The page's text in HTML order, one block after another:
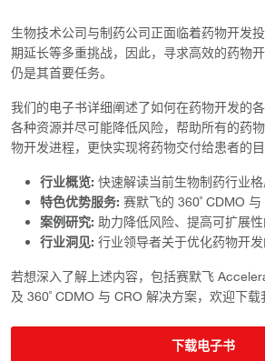
生物技术公司与制药公司正面临着药物开发
期延长等多重挑战，因此，寻求高效的药物
仍是其首要任务。
我们的电子书详细阐述了如何在药物开发的
各种资源并尽可能降低风险，帮助所有的药
物开发进程，更快实现将药物交付给患者的目
行业概览: 快速解读当前生物制药行业
特色优势服务: 赛默飞的 360˚ CDMO
案例研究: 助力降低风险、提高可扩展
行业洞见: 行业领导者关于优化药物开
若想深入了解上述内容，包括赛默飞
及 360˚ CDMO 与 CRO 解决方案，欢迎下载
下载电子书